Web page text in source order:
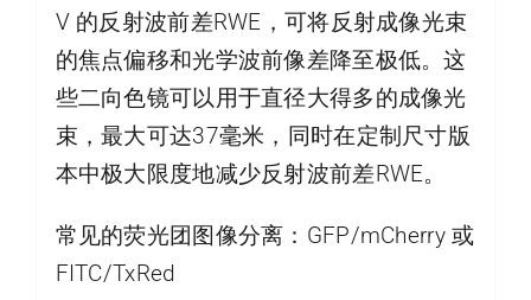
V 的反射波前差RWE，可将反射成像光束
的焦点偏移和光学波前像差降至极低。这
些二向色镜可以用于直径大得多的成像光
束，最大可达37毫米，同时在定制尺寸版
本中极大限度地减少反射波前差RWE。
常见的荧光团图像分离：GFP/mCherry 或
FITC/TxRed